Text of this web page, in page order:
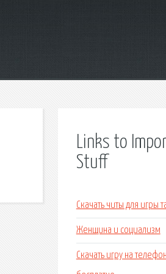
Links to
Stuff
Скачать читы для игры
Женщина и социализм
Скачать игру на